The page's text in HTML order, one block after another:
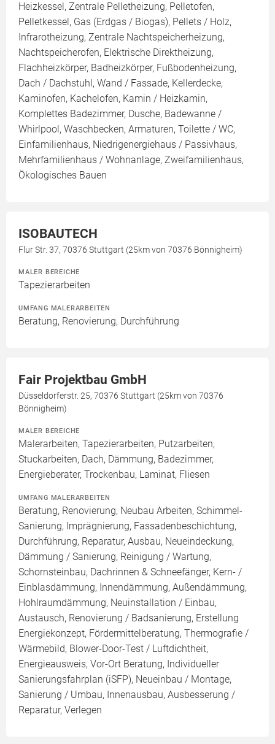
Heizkessel, Zentrale Pelletheizung, Pelletofen,
Pelletkessel, Gas (Erdgas / Biogas), Pellets / Holz,
Infrarotheizung, Zentrale Nachtspeicherheizung,
Nachtspeicherofen, Elektrische Direktheizung,
Flachheizkörper, Badheizkörper, Fußbodenheizung,
Dach / Dachstuhl, Wand / Fassade, Kellerdecke,
Kaminofen, Kachelofen, Kamin / Heizkamin,
Komplettes Badezimmer, Dusche, Badewanne /
Whirlpool, Waschbecken, Armaturen, Toilette / WC,
Einfamilienhaus, Niedrigenergiehaus / Passivhaus,
Mehrfamilienhaus / Wohnanlage, Zweifamilienhaus,
Ökologisches Bauen
ISOBAUTECH
Flur Str. 37, 70376 Stuttgart (25km von 70376 Bönnigheim)
MALER BEREICHE
Tapezierarbeiten
UMFANG MALERARBEITEN
Beratung, Renovierung, Durchführung
Fair Projektbau GmbH
Düsseldorferstr. 25, 70376 Stuttgart (25km von 70376
Bönnigheim)
MALER BEREICHE
Malerarbeiten, Tapezierarbeiten, Putzarbeiten,
Stuckarbeiten, Dach, Dämmung, Badezimmer,
Energieberater, Trockenbau, Laminat, Fliesen
UMFANG MALERARBEITEN
Beratung, Renovierung, Neubau Arbeiten, Schimmel-
Sanierung, Imprägnierung, Fassadenbeschichtung,
Durchführung, Reparatur, Ausbau, Neueindeckung,
Dämmung / Sanierung, Reinigung / Wartung,
Schornsteinbau, Dachrinnen & Schneefänger, Kern- /
Einblasdämmung, Innendämmung, Außendämmung,
Hohlraumdämmung, Neuinstallation / Einbau,
Austausch, Renovierung / Badsanierung, Erstellung
Energiekonzept, Fördermittelberatung, Thermografie /
Wärmebild, Blower-Door-Test / Luftdichtheit,
Energieausweis, Vor-Ort Beratung, Individueller
Sanierungsfahrplan (iSFP), Neueinbau / Montage,
Sanierung / Umbau, Innenausbau, Ausbesserung /
Reparatur, Verlegen